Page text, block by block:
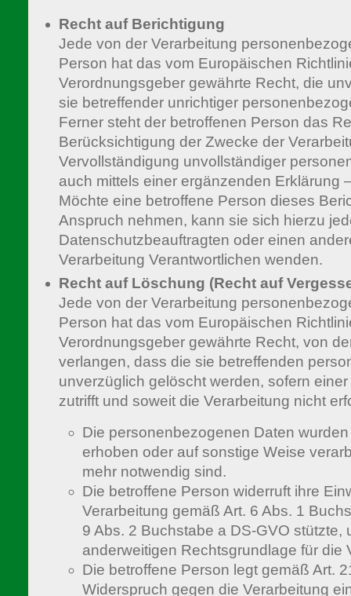
Recht auf Berichtigung
Jede von der Verarbeitung
Person hat das vom Europäischen
Verordnungsgeber gewährte Recht, die
sie betreffender unrichtiger
Ferner steht der betroffenen Person das
Berücksichtigung der Zwecke der
Vervollständigung unvollständiger
auch mittels einer ergänzenden Erklärung
Möchte eine betroffene Person dieses
Anspruch nehmen, kann sie sich hierzu
Datenschutzbeauftragten oder einen
Verarbeitung Verantwortlichen wenden.
Recht auf Löschung (Recht auf
Jede von der Verarbeitung
Person hat das vom Europäischen
Verordnungsgeber gewährte Recht, von
verlangen, dass die sie betreffenden
unverzüglich gelöscht werden, sofern
zutrifft und soweit die Verarbeitung nicht
Die personenbezogenen Daten
erhoben oder auf sonstige Weise
mehr notwendig sind.
Die betroffene Person widerruft ihre
Verarbeitung gemäß Art. 6 Abs. 1
9 Abs. 2 Buchstabe a DS-GVO stützte,
anderweitigen Rechtsgrundlage für die
Die betroffene Person legt gemäß Art.
Widerspruch gegen die Verarbeitung